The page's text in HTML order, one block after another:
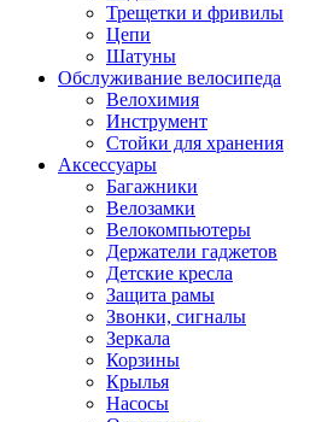
Трещетки и фривилы
Цепи
Шатуны
Обслуживание велосипеда
Велохимия
Инструмент
Стойки для хранения
Аксессуары
Багажники
Велозамки
Велокомпьютеры
Держатели гаджетов
Детские кресла
Защита рамы
Звонки, сигналы
Зеркала
Корзины
Крылья
Насосы